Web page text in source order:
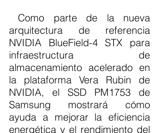
arquitectura de referencia
NVIDIA BlueField-4 STX para
infraestructura de
almacenamiento acelerado en
la plataforma Vera Rubin de
NVIDIA, el SSD PM1753 de
Samsung mostrará cómo
ayuda a mejorar la eficiencia
energética y el rendimiento del